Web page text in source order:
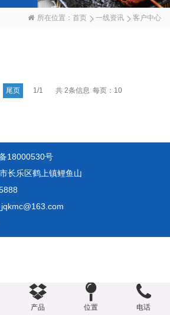
所在位置： 首页 一线资讯 客户中心
尾页 1/1 每页：10
共 2条信息
18000530号
长乐区鹤上镇鲤鱼山
产品 位置 电话